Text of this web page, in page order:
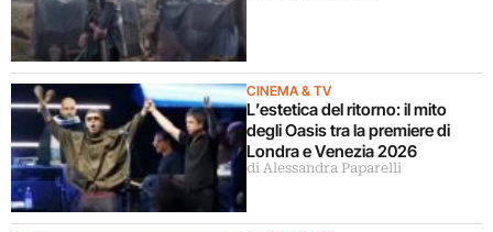
CINEMA & TV
L’estetica del ritorno: il mito
degli Oasis tra la premiere di
Londra e Venezia 2026
di Alessandra Paparelli